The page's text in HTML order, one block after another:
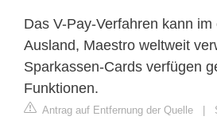
Das V-Pay-Verfahren kann
Ausland, Maestro weltweit
Sparkassen-Cards verfügen
Funktionen.
Antrag auf Entfernung der Quelle |